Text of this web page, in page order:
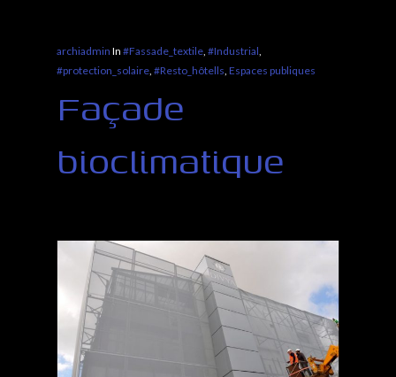
archiadmin In #Fassade_textile, #Industrial,
#protection_solaire, #Resto_hôtells, Espaces publiques
Façade
bioclimatique